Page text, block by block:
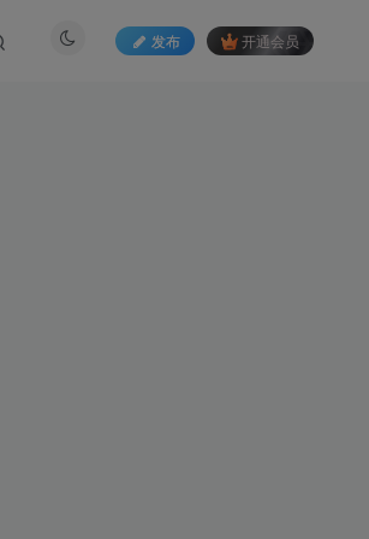
发布 开通会员